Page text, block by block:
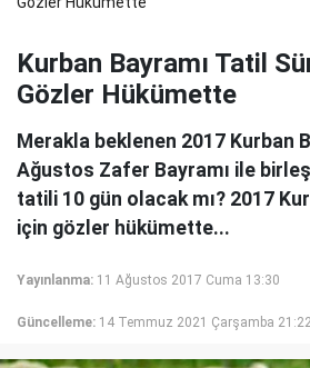
Kurban Bayramı Tatil
Gözler Hükümette
Merakla beklenen 2017 Kurban
Ağustos Zafer Bayramı ile
tatili 10 gün olacak mı? 2017
için gözler hükümette...
Yayınlanma: 11 Ağustos 2017 Cuma 13:30
Güncelleme: 14 Temmuz 2021 Çarşamba